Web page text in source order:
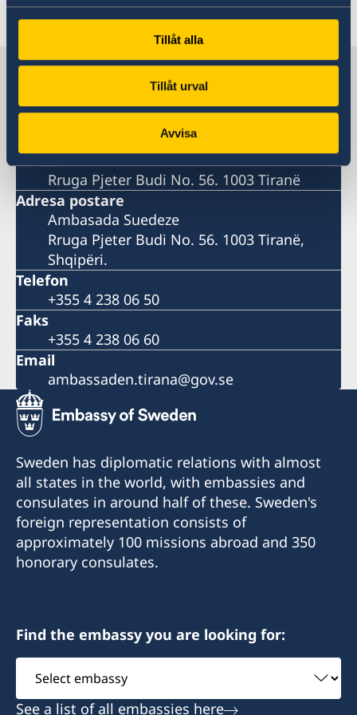
Tillåt alla
Tillåt urval
Avvisa
Suedia në Shqipëri
Ambasada e Suedisë
Adresa
Rruga Pjeter Budi No. 56. 1003 Tiranë
Adresa postare
Ambasada Suedeze
Rruga Pjeter Budi No. 56. 1003 Tiranë,
Shqipëri.
Telefon
+355 4 238 06 50
Faks
+355 4 238 06 60
Email
ambassaden.tirana@gov.se
Sweden has diplomatic relations with almost
all states in the world, with embassies and
consulates in around half of these. Sweden's
foreign representation consists of
approximately 100 missions abroad and 350
honorary consulates.
Find the embassy you are looking for:
Select
embassy
See a list of all embassies here